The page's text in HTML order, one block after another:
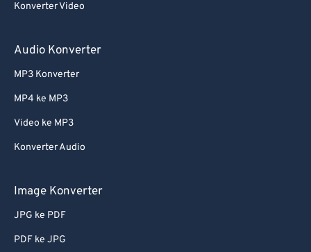
Konverter Video
Audio Konverter
MP3 Konverter
MP4 ke MP3
Video ke MP3
Konverter Audio
Image Konverter
JPG ke PDF
PDF ke JPG